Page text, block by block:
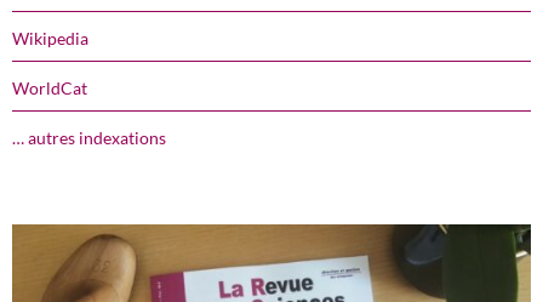
Wikipedia
WorldCat
… autres indexations